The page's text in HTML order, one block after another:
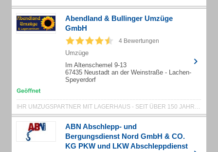
Abendland & Bullinger Umzüge
GmbH
4 Bewertungen
Umzüge
Im Altenschemel 9-13
67435 Neustadt an der Weinstraße - Lachen-
Speyerdorf
IHR UMZUGSPARTNER MIT LAGERHAUS - SEIT ÜBER 150 JAHREN
ABN Abschlepp- und
Bergungsdienst Nord GmbH & CO.
KG PKW und LKW Abschleppdienst